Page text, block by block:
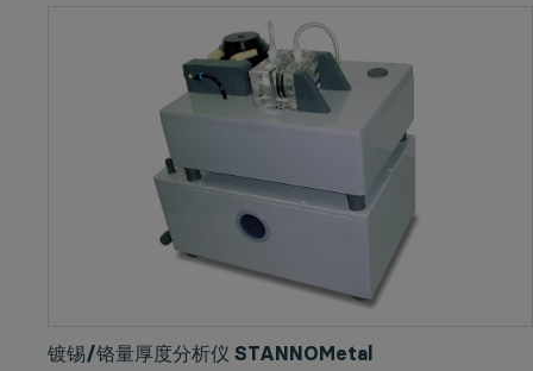
镀锡/铬量厚度分析仪 STANNOMetal